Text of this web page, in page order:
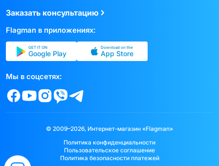
Заказать консультацию
Flagman в приложениях:
GET IT ON
Google Play
Download on the
App Store
Мы в соцсетях:
© 2009–2026, Интернет-магазин «Flagman»
Политика конфиденциальности
Пользовательское соглашение
Политика безопасности платежей